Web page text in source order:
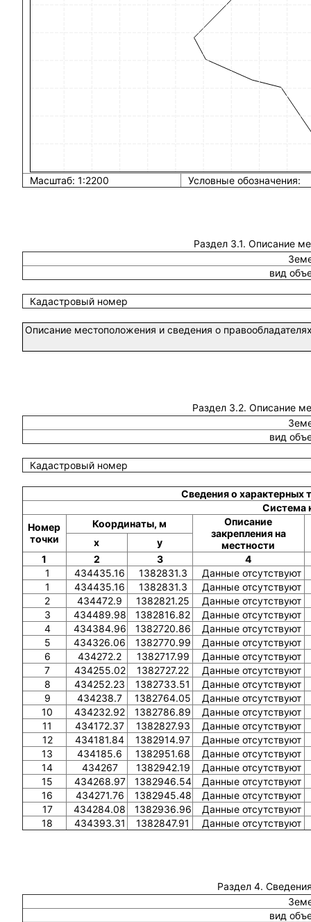
Масштаб: 1:2200 Условные обозначения:
Раздел 3.1. Описание
вид
Кадастровый номер
Описание местоположения и сведения о
Раздел 3.2. Описание
вид
Кадастровый номер
Сведения о характерных
Система
Номер
точки
Координаты, м
Описание
закрепления на
местности
x
y
1
2 3
4
1
434435.16 1382831.3
Данные отсутствуют
1
434435.16 1382831.3
Данные отсутствуют
2
434472.9 1382821.25
Данные отсутствуют
3
434489.98 1382816.82
Данные отсутствуют
4
434384.96 1382720.86
Данные отсутствуют
5
434326.06 1382770.99
Данные отсутствуют
6
434272.2 1382717.99
Данные отсутствуют
7
434255.02 1382727.22
Данные отсутствуют
8
434252.23 1382733.51
Данные отсутствуют
9
434238.7 1382764.05
Данные отсутствуют
10
434232.92 1382786.89
Данные отсутствуют
11
434172.37 1382827.93
Данные отсутствуют
12
434181.84 1382914.97
Данные отсутствуют
13
434185.6 1382951.68
Данные отсутствуют
14
434267 1382942.19
Данные отсутствуют
15
434268.97 1382946.54
Данные отсутствуют
16
434271.76 1382945.48
Данные отсутствуют
17
434284.08 1382936.96
Данные отсутствуют
18
434393.31 1382847.91 Данные отсутствуют
Раздел 4.
вид